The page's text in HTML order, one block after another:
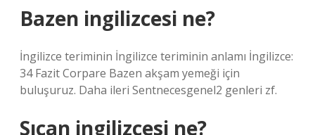
Bazen ingilizcesi ne?
İngilizce teriminin İngilizce teriminin anlamı İngilizce:
34 Fazit Corpare Bazen akşam yemeği için
buluşuruz. Daha ileri Sentnecesgenel2 genleri zf.
Sıçan ingilizcesi ne?